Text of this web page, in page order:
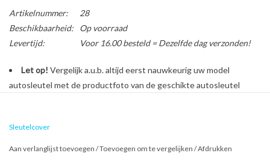
Artikelnummer:
28
Beschikbaarheid:
Op voorraad
Levertijd:
Voor 16.00 besteld = Dezelfde dag verzonden!
Let op! Vergelijk a.u.b. altijd eerst nauwkeurig uw model
autosleutel met de productfoto van de geschikte autosleutel
Sleutelcover
Aan verlanglijst toevoegen /Toevoegen om te vergelijken /Afdrukken